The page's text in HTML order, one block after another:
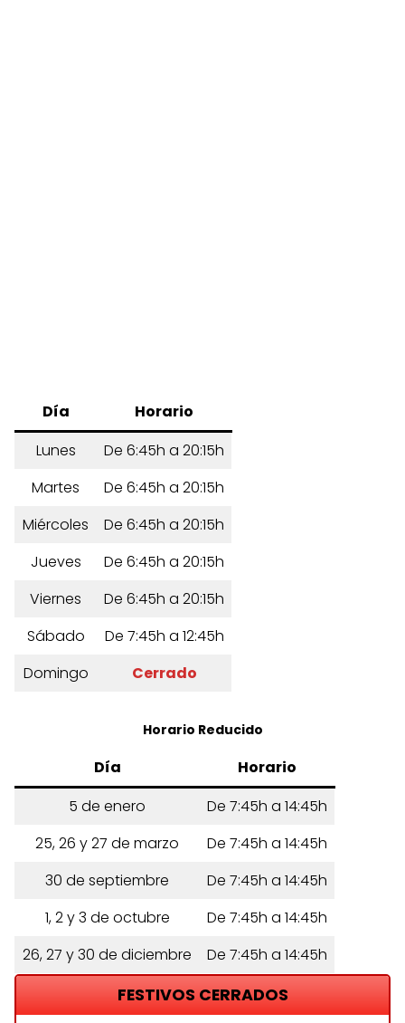
Día
Horario
Lunes
De 6:45h a 20:15h
Martes
De 6:45h a 20:15h
Miércoles
De 6:45h a 20:15h
Jueves
De 6:45h a 20:15h
Viernes
De 6:45h a 20:15h
Sábado
De 7:45h a 12:45h
Domingo
Cerrado
Horario Reducido
Día
Horario
5 de enero
De 7:45h a 14:45h
25, 26 y 27 de marzo
De 7:45h a 14:45h
30 de septiembre
De 7:45h a 14:45h
1, 2 y 3 de octubre
De 7:45h a 14:45h
26, 27 y 30 de diciembre
De 7:45h a 14:45h
FESTIVOS CERRADOS